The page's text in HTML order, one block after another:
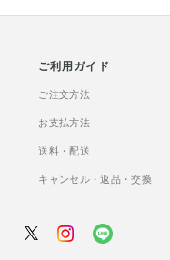
ご利用ガイド
ご注文方法
お支払方法
送料・配送
キャンセル・返品・交換